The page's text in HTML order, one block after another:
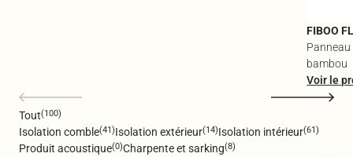
Tout(100)
Isolation intérieur(61)
Isolation extérieur(14)
Isolation comble(41)
Charpente et sarking(8)
Produit acoustique(0)
FIBOO
bambou
Voir le